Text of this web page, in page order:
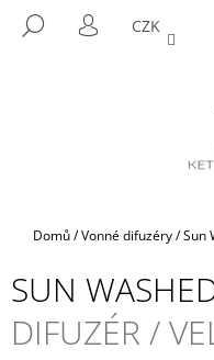
HLEDAT
PŘIHLÁŠENÍ
CZK
Domů/Vonné difuzéry/Sun
SUN
DIFUZÉR /
T
E
B
U